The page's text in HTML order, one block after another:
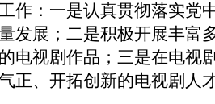
作：一是认真贯彻落实
发展；二是积极开展丰
电视剧作品；三是在电
正、开拓创新的电视剧人